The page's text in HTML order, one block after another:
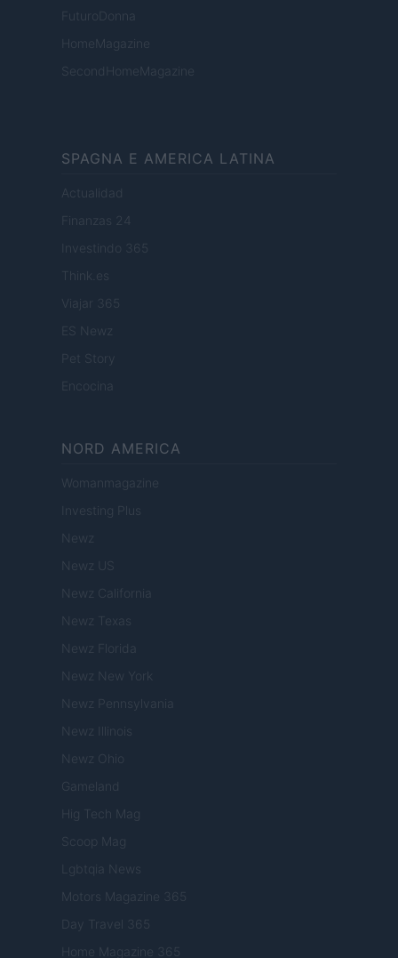
FuturoDonna
HomeMagazine
SecondHomeMagazine
SPAGNA E AMERICA LATINA
Actualidad
Finanzas 24
Investindo 365
Think.es
Viajar 365
ES Newz
Pet Story
Encocina
NORD AMERICA
Womanmagazine
Investing Plus
Newz
Newz US
Newz California
Newz Texas
Newz Florida
Newz New York
Newz Pennsylvania
Newz Illinois
Newz Ohio
Gameland
Hig Tech Mag
Scoop Mag
Lgbtqia News
Motors Magazine 365
Day Travel 365
Home Magazine 365